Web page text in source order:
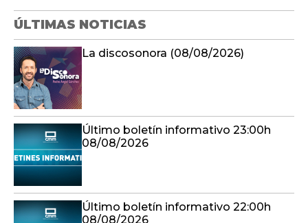
ÚLTIMAS NOTICIAS
La discosonora (08/08/2026)
Último boletín informativo 23:00h
08/08/2026
Último boletín informativo 22:00h
08/08/2026